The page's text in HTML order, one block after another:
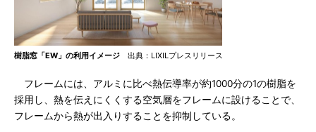
樹脂窓「EW」の利用イメージ 出典：LIXILプレスリリース
フレームには、アルミに比べ熱伝導率が約1000分の1の樹脂を
採用し、熱を伝えにくくする空気層をフレームに設けることで、
フレームから熱が出入りすることを抑制している。